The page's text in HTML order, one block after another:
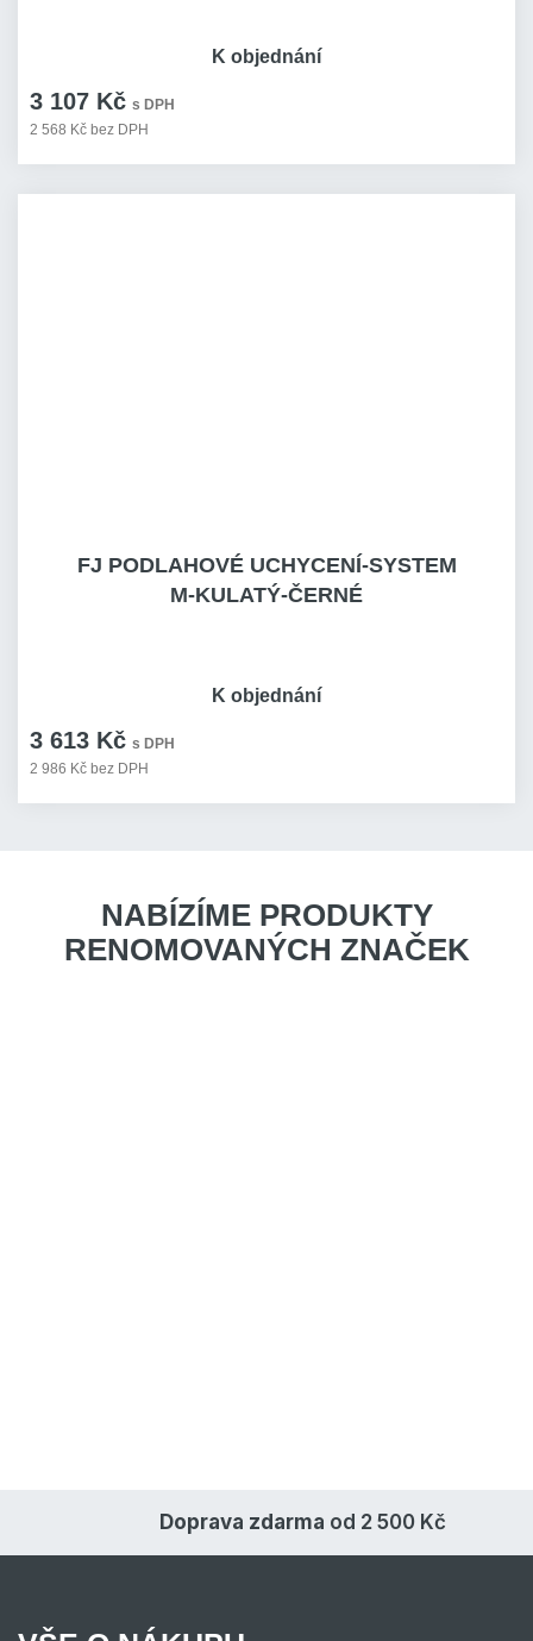
3 107 Kč s DPH
2 568 Kč bez DPH
K objednání
FJ PODLAHOVÉ UCHYCENÍ-SYSTEM
M-KULATÝ-ČERNÉ
3 613 Kč s DPH
2 986 Kč bez DPH
K objednání
NABÍZÍME PRODUKTY
RENOMOVANÝCH ZNAČEK
Doprava zdarma od 2 500 Kč